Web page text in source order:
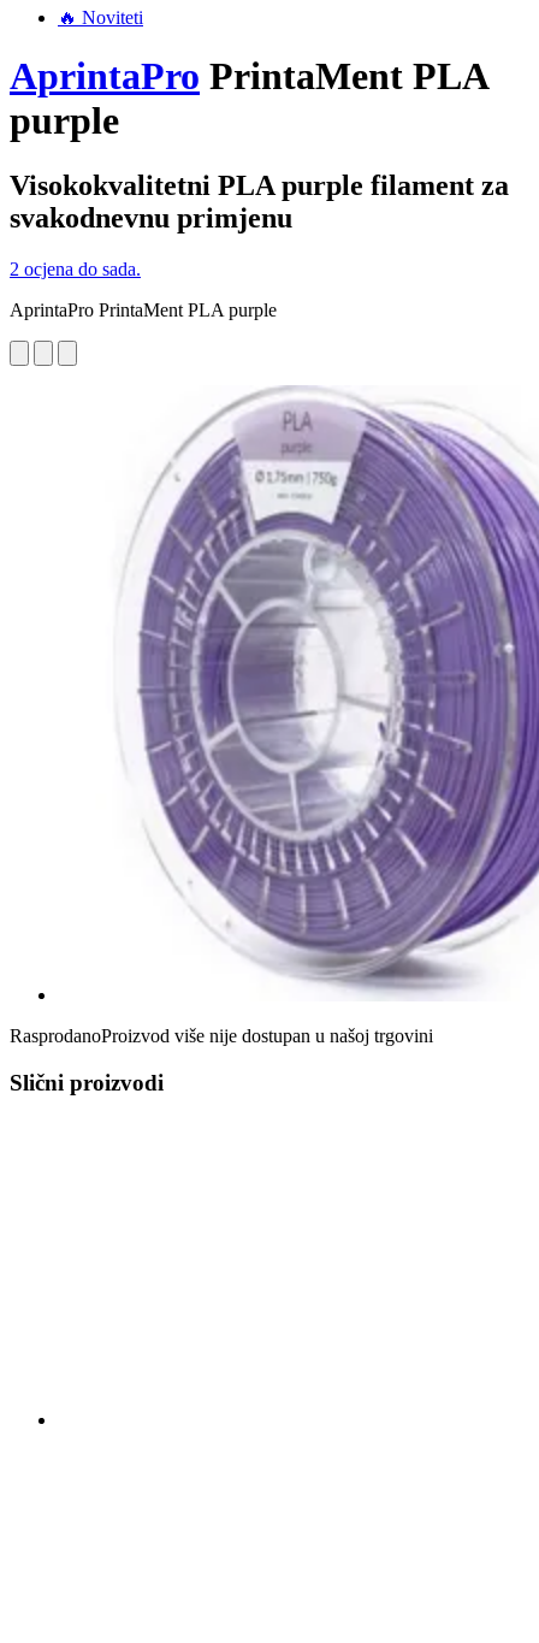
🔥 Noviteti
AprintaPro PrintaMent PLA
purple
Visokokvalitetni PLA purple filament za
svakodnevnu primjenu
2 ocjena do sada.
AprintaPro PrintaMent PLA purple
RasprodanoProizvod više nije dostupan u našoj trgovini
Slični proizvodi